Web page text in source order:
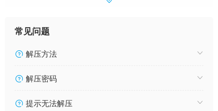
常见问题
解压方法
解压密码
提示无法解压